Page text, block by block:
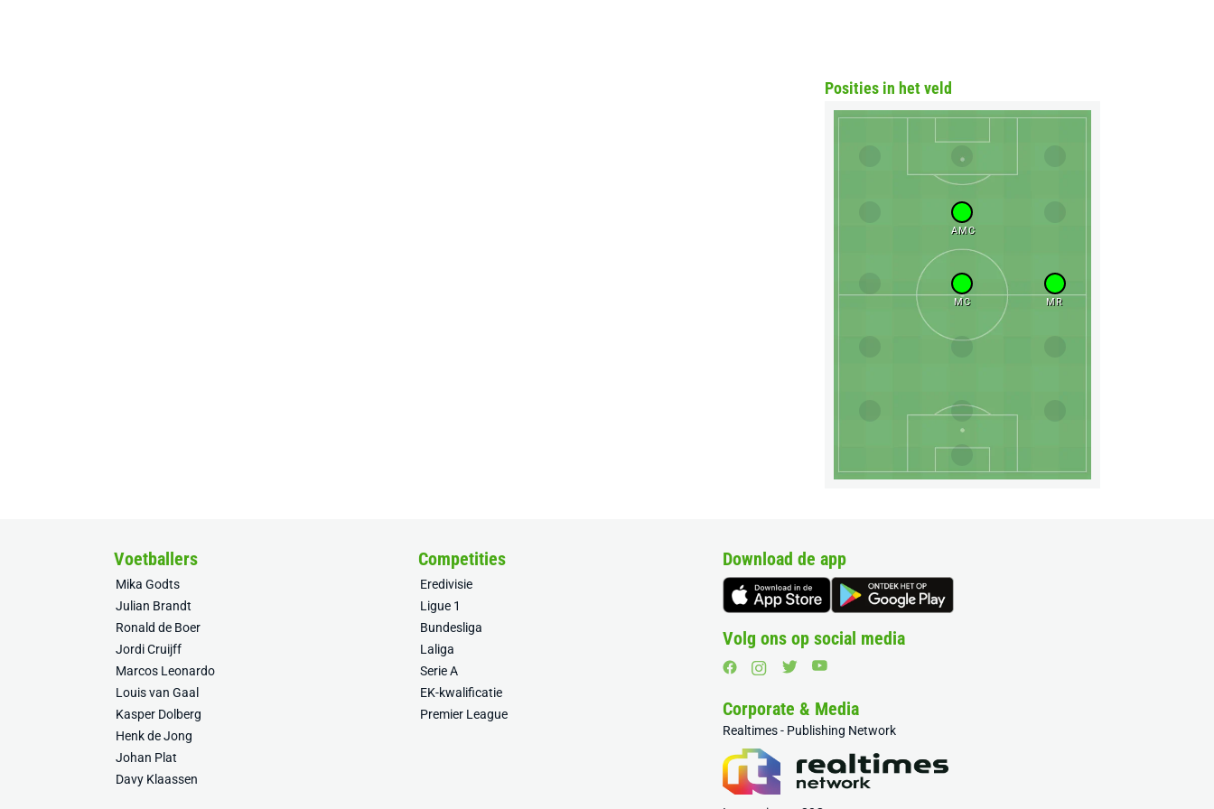
Posities in het veld
AMC
MC MR
Voetballers
Mika Godts
Julian Brandt
Ronald de Boer
Jordi Cruijff
Marcos Leonardo
Louis van Gaal
Kasper Dolberg
Henk de Jong
Johan Plat
Davy Klaassen
Competities
Eredivisie
Ligue 1
Bundesliga
Laliga
Serie A
EK-kwalificatie
Premier League
Download de app
Volg ons op social media
Corporate & Media
Realtimes - Publishing Network